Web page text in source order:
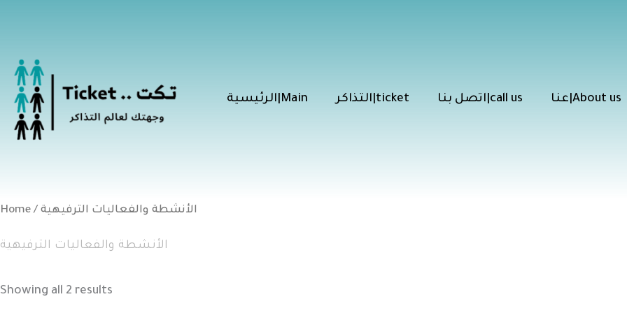
content
الرئيسية|Main التذاكر|ticket اتصل بنا|call us عنا|About us
Home / الأنشطة والفعاليات الترفيهية
الأنشطة والفعاليات الترفيهية
Showing all 2 results